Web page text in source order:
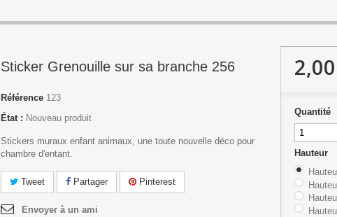
Sticker Grenouille sur sa branche 256
Référence 123
État : Nouveau produit
Stickers muraux enfant animaux, une toute nouvelle déco pour
chambre d'entant.
Tweet Partager Pinterest
Envoyer à un ami
Quantité
Hauteur